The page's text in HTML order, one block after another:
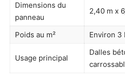
Dimensions du
panneau
2,40 m x
Poids au m² Environ 3
Usage principal
Dalles